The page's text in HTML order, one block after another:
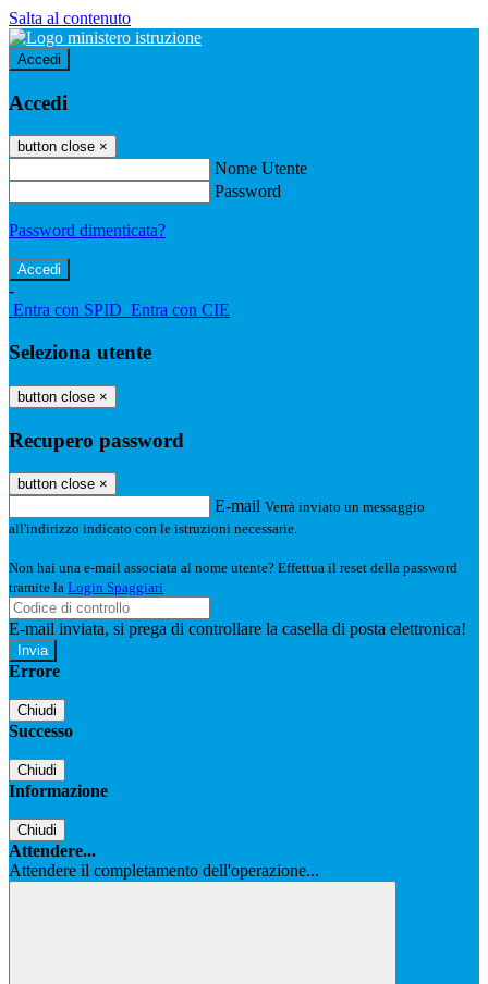
Salta al contenuto
Accedi
Accedi
button close ×
Nome Utente
Password
Password dimenticata?
-
Entra con SPID Entra con CIE
Seleziona utente
button close ×
Recupero password
button close ×
E-mail Verrà inviato un messaggio
all'indirizzo indicato con le istruzioni necessarie.
Non hai una e-mail associata al nome utente? Effettua il reset della password
tramite la Login Spaggiari
E-mail inviata, si prega di controllare la casella di posta elettronica!
Errore
Chiudi
Successo
Chiudi
Informazione
Chiudi
Attendere...
Attendere il completamento dell'operazione...